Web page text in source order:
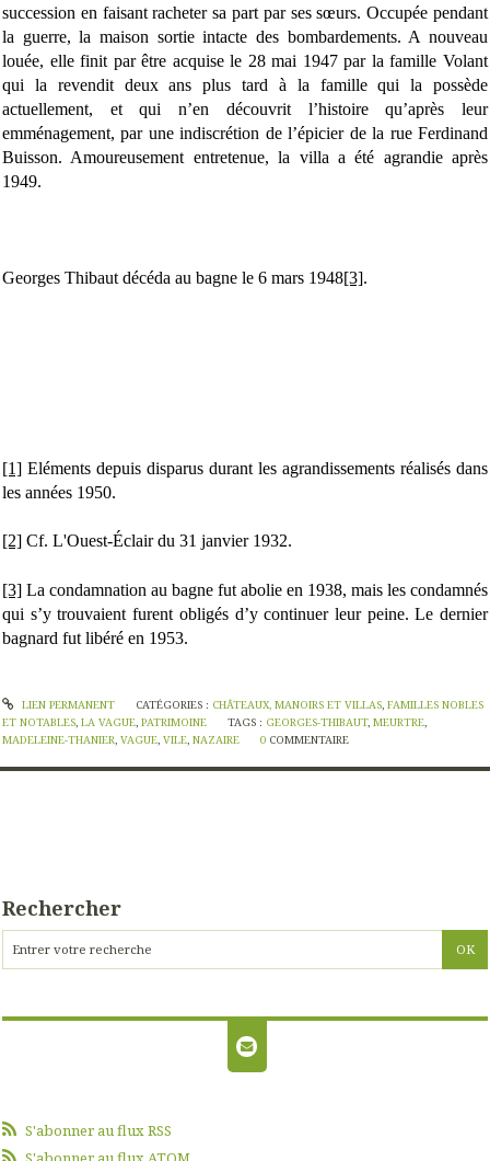
succession en faisant racheter sa part par ses sœurs. Occupée pendant
la guerre, la maison sortie intacte des bombardements. A nouveau
louée, elle finit par être acquise le 28 mai 1947 par la famille Volant
qui la revendit deux ans plus tard à la famille qui la possède
actuellement, et qui n’en découvrit l’histoire qu’après leur
emménagement, par une indiscrétion de l’épicier de la rue Ferdinand
Buisson. Amoureusement entretenue, la villa a été agrandie après
1949.
Georges Thibaut décéda au bagne le 6 mars 1948[3].
[1] Eléments depuis disparus durant les agrandissements réalisés dans
les années 1950.
[2] Cf. L'Ouest-Éclair du 31 janvier 1932.
[3] La condamnation au bagne fut abolie en 1938, mais les condamnés
qui s’y trouvaient furent obligés d’y continuer leur peine. Le dernier
bagnard fut libéré en 1953.
LIEN PERMANENT CATÉGORIES : CHÂTEAUX, MANOIRS ET VILLAS, FAMILLES NOBLES
ET NOTABLES, LA VAGUE, PATRIMOINE TAGS : GEORGES-THIBAUT,MEURTRE,
MADELEINE-THANIER, VAGUE, VILE, NAZAIRE 0 COMMENTAIRE
Rechercher
S'abonner au flux RSS